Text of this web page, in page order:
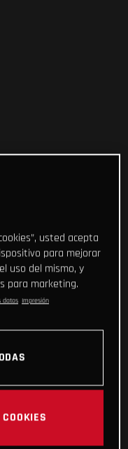
usted acepta
para mejorar
uso del mismo, y
para marketing.
datos Impresión